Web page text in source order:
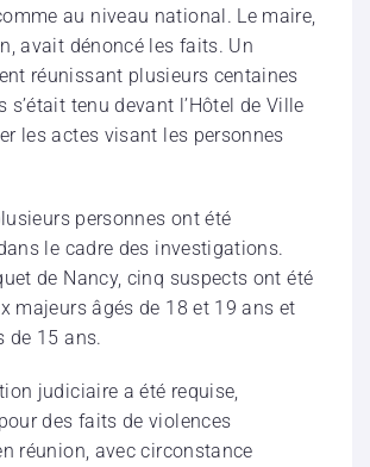
au niveau national. Le maire,
avait dénoncé les faits. Un
réunissant plusieurs centaines
s’était tenu devant l’Hôtel de Ville
les actes visant les personnes
personnes ont été
le cadre des investigations.
de Nancy, cinq suspects ont été
majeurs âgés de 18 et 19 ans et
de 15 ans.
judiciaire a été requise,
des faits de violences
réunion, avec circonstance